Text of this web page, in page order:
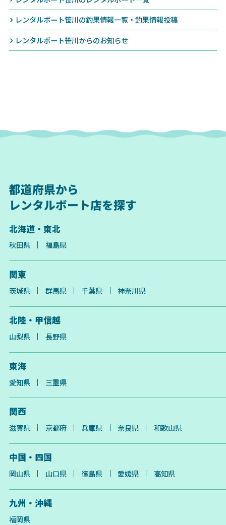
レンタルボート笹川の釣果情報一覧・釣果情報投稿
レンタルボート笹川からのお知らせ
都道府県から
レンタルボート店を探す
北海道・東北
秋田県 福島県
関東
茨城県 群馬県 千葉県 神奈川県
北陸・甲信越
山梨県 長野県
東海
愛知県 三重県
関西
滋賀県 京都府 兵庫県 奈良県 和歌山県
中国・四国
岡山県 山口県 徳島県 愛媛県 高知県
九州・沖縄
福岡県